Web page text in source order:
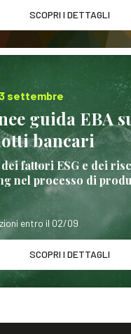
SCOPRI I DETTAGLI
settembre
guida EBA
bancari
fattori ESG e dei
nel processo di
entro il 02/09
SCOPRI I DETTAGLI